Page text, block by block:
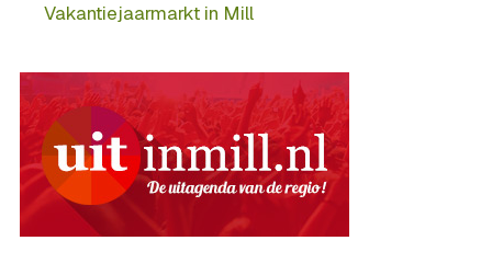
Vakantiejaarmarkt in Mill